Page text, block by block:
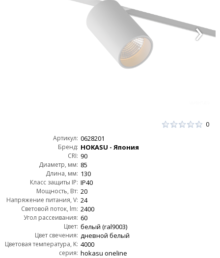
0
Артикул: 0628201
Бренд: HOKASU - Япония
CRI: 90
Диаметр, мм: 85
Длина, мм: 130
Класс защиты IP: IP40
Мощность, Вт: 20
Напряжение питания, V: 24
Световой поток, lm: 2400
Угол рассеивания: 60
Цвет: белый (ral9003)
Цвет свечения: дневной белый
Цветовая температура, K: 4000
серия: hokasu oneline